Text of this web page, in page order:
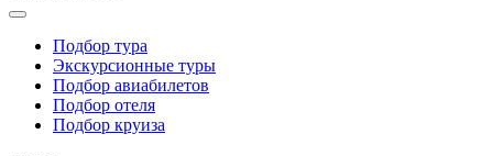
Подбор тура
Экскурсионные туры
Подбор авиабилетов
Подбор отеля
Подбор круиза